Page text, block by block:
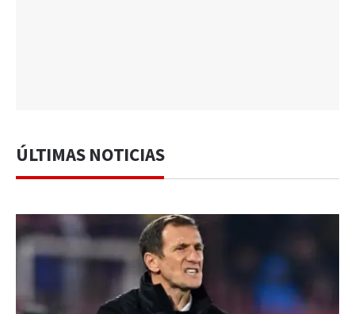
ÚLTIMAS NOTICIAS